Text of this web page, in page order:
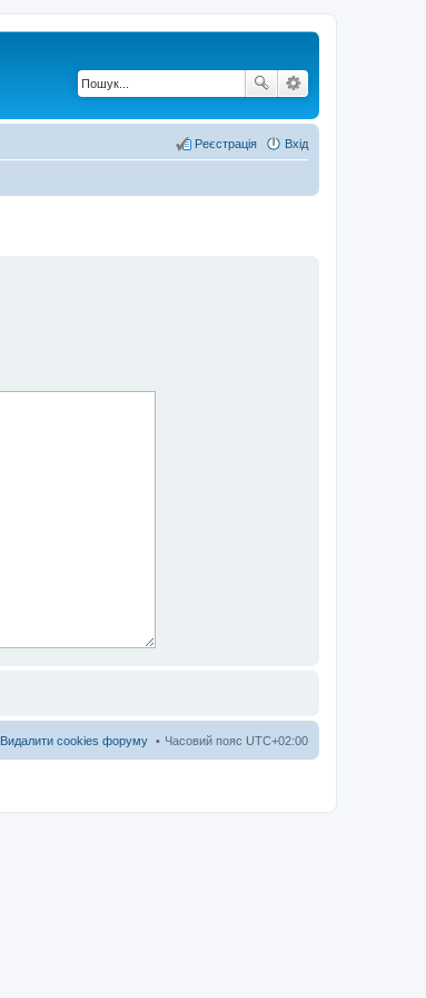
Вхід
Реєстрація
Часовий пояс UTC+02:00
Видалити cookies форуму